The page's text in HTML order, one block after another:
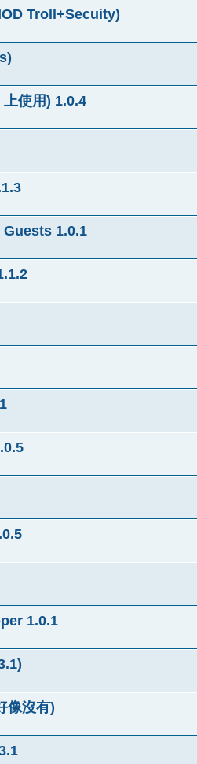
Troll+Secuity)
使用) 1.0.4
1.0.1
1.0.1
像沒有)